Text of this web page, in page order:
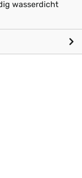
wasserdicht